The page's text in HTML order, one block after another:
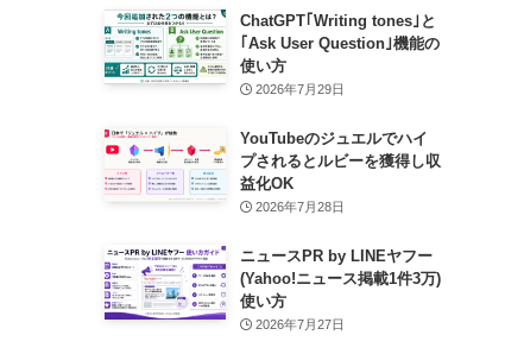
ChatGPT｢Writing tones｣と
｢Ask User Question｣機能の
使い方
2026年7月29日
YouTubeのジュエルでハイ
プされるとルビーを獲得し収
益化OK
2026年7月28日
ニュースPR by LINEヤフー
(Yahoo!ニュース掲載1件3万)
使い方
2026年7月27日